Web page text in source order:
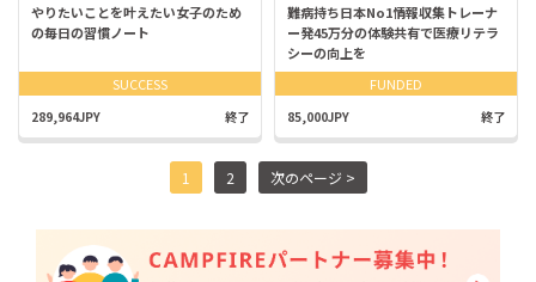
やりたいことを叶えたい女子のため
の毎日の習慣ノート
SUCCESS
289,964JPY 終了
難病持ち日本No1情報収集トレーナ
ー発45万分の体験共有で医療リテラ
シーの向上を
FUNDED
85,000JPY 終了
1 2 次のページ >